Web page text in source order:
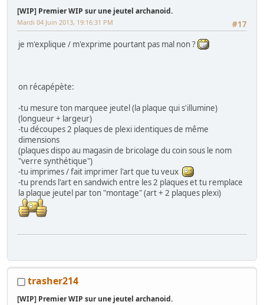
[WIP] Premier WIP sur une jeutel archanoid.
#17
Mardi 04 Juin 2013, 19:16:31 PM
je m'explique / m'exprime pourtant pas mal non ?
on récapépète:
-tu mesure ton marquee jeutel (la plaque qui s'illumine)
(longueur + largeur)
-tu découpes 2 plaques de plexi identiques de même
dimensions
(plaques dispo au magasin de bricolage du coin sous le nom
"verre synthétique")
-tu imprimes / fait imprimer l'art que tu veux
-tu prends l'art en sandwich entre les 2 plaques et tu remplace
la plaque jeutel par ton "montage" (art + 2 plaques plexi)
trasher214
[WIP] Premier WIP sur une jeutel archanoid.